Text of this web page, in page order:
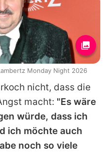
nicht, dass die
macht: "Es wäre
würde, dass ich
ich möchte auch
noch so viele
Monday Night 2026